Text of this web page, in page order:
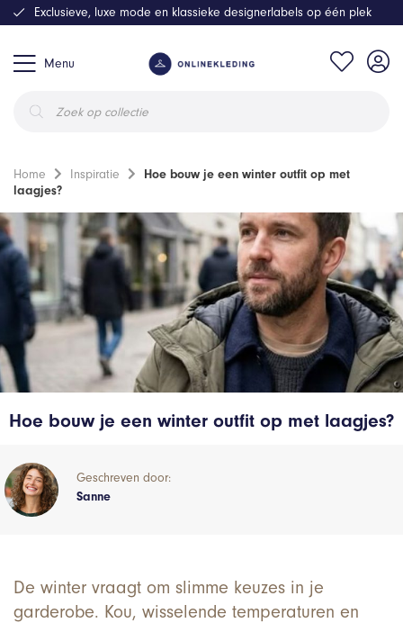
Menu
zoeken
Exclusieve, luxe mode en klassieke designerlabels op één plek
Home Inspiratie
Hoe bouw je een winter outfit op met
laagjes?
Hoe bouw je een winter outfit op met laagjes?
Geschreven door:
Sanne
De winter vraagt om slimme keuzes in je
garderobe. Kou, wisselende temperaturen en